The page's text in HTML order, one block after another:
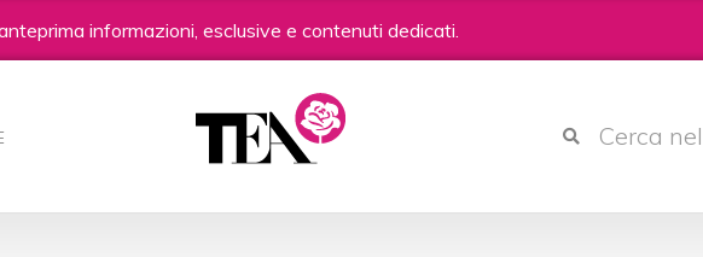
informazioni, esclusive e contenuti dedicati.